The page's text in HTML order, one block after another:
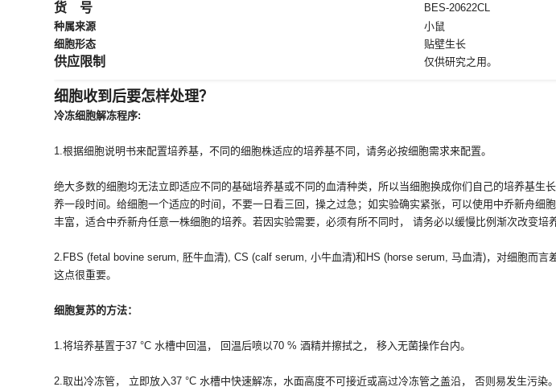
货 号
BES-20622CL
种属来源
小鼠
细胞形态
贴壁生长
供应限制 仅供研究之用。
细胞收到后要怎样处理？
冷冻细胞解冻程序:
1.根据细胞说明书来配置培养基，不同的细胞株适应的培养基不同，请务必按细胞需求来配置。
绝大多数的细胞均无法立即适应不同的基础培养基或不同的血清种类，所以当细胞换成你们自己的培养基生
养一段时间。给细胞一个适应的时间，不要一日看三回，操之过急；如实验确实紧张，可以使用中乔新舟细
丰富，适合中乔新舟任意一株细胞的培养。若因实验需要，必须有所不同时， 请务必以缓慢比例渐次改变培
2.FBS (fetal bovine serum, 胚牛血清), CS (calf serum, 小牛血清)和HS (horse serum, 马血清)，对细胞而言
这点很重要。
细胞复苏的方法：
1.将培养基置于37 °C 水槽中回温， 回温后喷以70 % 酒精并擦拭之， 移入无菌操作台内。
2.取出冷冻管， 立即放入37 °C 水槽中快速解冻，水面高度不可接近或高过冷冻管之盖沿， 否则易发生污染